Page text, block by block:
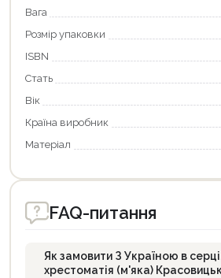
Вага
Розмір упаковки
ISBN
Стать
Вік
Країна виробник
Матеріал
FAQ-питання
Як замовити З Україною в
хрестоматія (м'яка)